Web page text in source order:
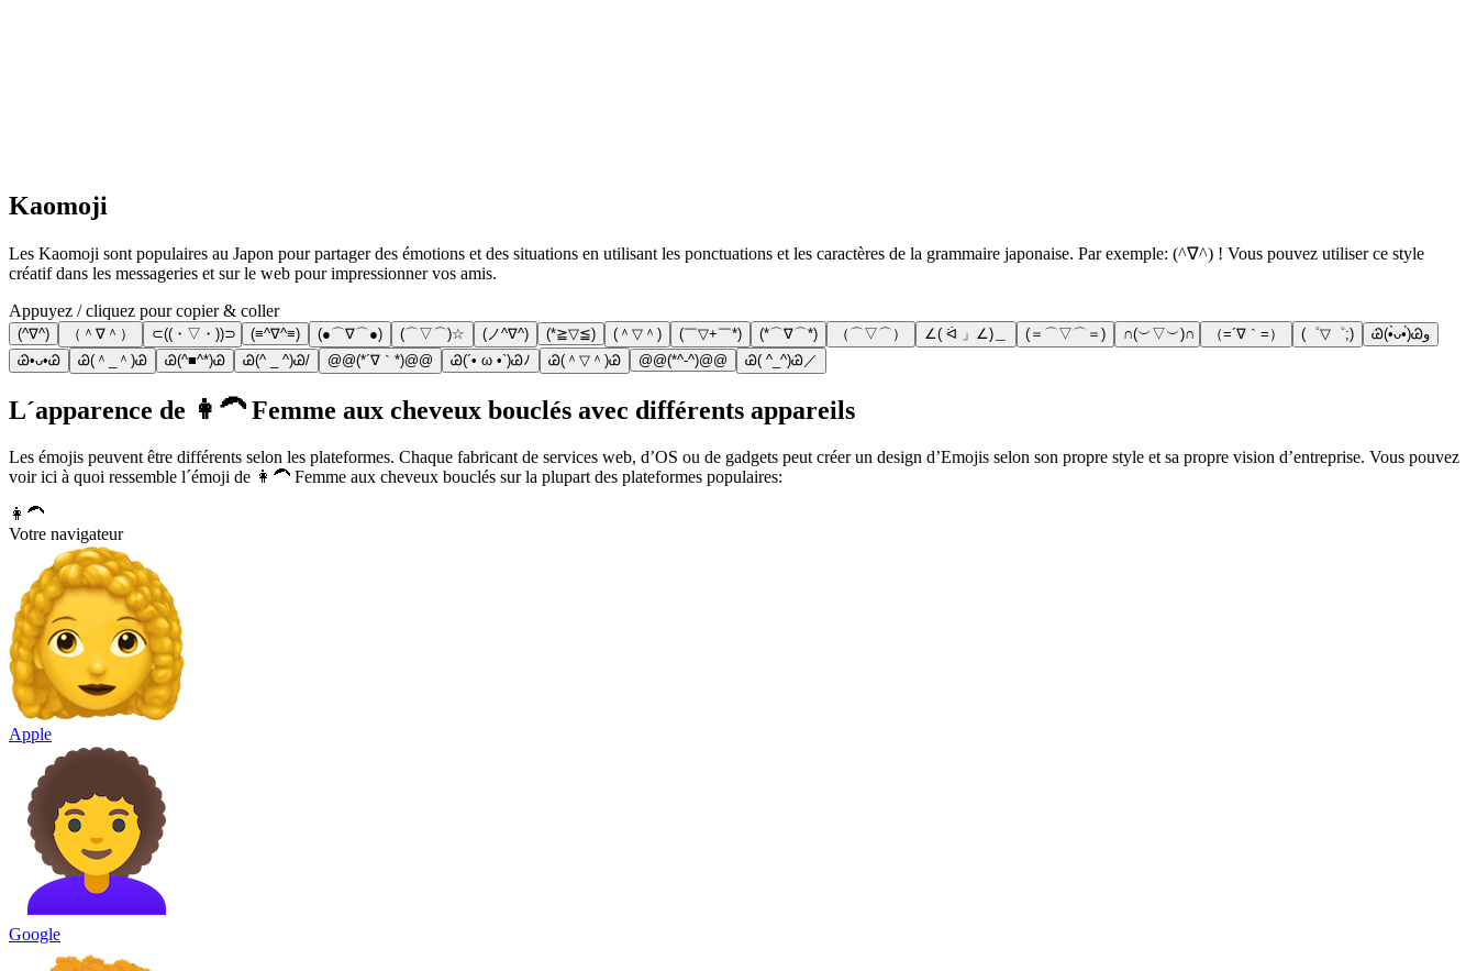
Kaomoji
Les Kaomoji sont populaires au Japon pour partager des émotions et des situations en utilisant les ponctuations et les caractères de la grammaire japonaise. Par exemple: (^∇^) ! Vous pouvez utiliser ce style
créatif dans les messageries et sur le web pour impressionner vos amis.
Appuyez / cliquez pour copier & coller
(^∇^) （＾∇＾） ⊂((・▽・))⊃ (≡^∇^≡) (●⌒∇⌒●) (⌒▽⌒)☆ (ノ^∇^) (*≧▽≦) (＾▽＾) (￣▽+￣*) (*⌒∇⌒*) （⌒▽⌒） ∠( ᐛ 」∠)＿ (＝⌒▽⌒＝) ∩(︶▽︶)∩ （=´∇｀=） (゜▽゜;)
Ꮚ(•̀ᴗ•́)Ꮚو
Ꮚ•ᴗ•Ꮚ
Ꮚ(＾_＾)Ꮚ Ꮚ(^■^*)Ꮚ Ꮚ(^ _ ^)Ꮚ/ @@(*´∇｀*)@@ Ꮚ(´• ω •`)Ꮚﾉ Ꮚ(＾▽＾)Ꮚ @@(*^-^)@@ Ꮚ( ^_^)Ꮚ／
L´apparence de 👩‍🦱 Femme aux cheveux bouclés avec différents appareils
Les émojis peuvent être différents selon les plateformes. Chaque fabricant de services web, d’OS ou de gadgets peut créer un design d’Emojis selon son propre style et sa propre vision d’entreprise. Vous pouvez
voir ici à quoi ressemble l´émoji de 👩‍🦱 Femme aux cheveux bouclés sur la plupart des plateformes populaires:
👩‍🦱
Votre navigateur
Apple
Google